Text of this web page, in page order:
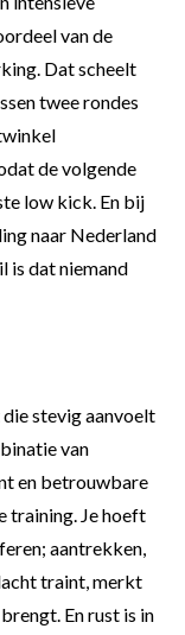
van de
Dat scheelt
twee rondes
de volgende
low kick. En bij
naar Nederland
is dat niemand
stevig aanvoelt
van
en betrouwbare
training. Je hoeft
aantrekken,
traint, merkt
En rust is in